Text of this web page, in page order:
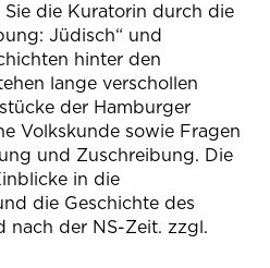
die Kuratorin durch die
Jüdisch“ und
hinter den
lange verschollen
der Hamburger
Volkskunde sowie Fragen
und Zuschreibung. Die
in die
die Geschichte des
nach der NS-Zeit. zzgl.